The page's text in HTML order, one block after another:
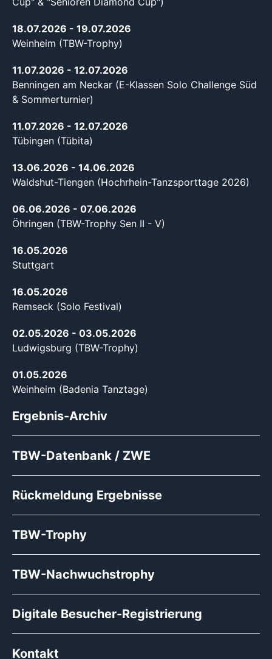
18.07.2026 - 19.07.2026
Weinheim (TBW-Trophy)
11.07.2026 - 12.07.2026
Benningen am Neckar (E-Klassen Solo Challenge Süd
& Sommerturnier)
11.07.2026 - 12.07.2026
Tübingen (Tübita)
13.06.2026 - 14.06.2026
Waldshut-Tiengen (Hochrhein-Tanzsporttage 2026)
06.06.2026 - 07.06.2026
Öhringen (TBW-Trophy Sen II - V)
16.05.2026
Stuttgart
16.05.2026
Remseck (Solo Festival)
02.05.2026 - 03.05.2026
Ludwigsburg (TBW-Trophy)
01.05.2026
Weinheim (Badenia Tanztage)
Ergebnis-Archiv
TBW-Datenbank / ZWE
Rückmeldung Ergebnisse
TBW-Trophy
TBW-Nachwuchstrophy
Digitale Besucher-Registrierung
Kontakt